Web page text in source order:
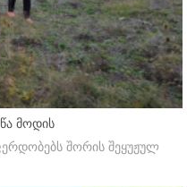
მოდის
შორის შეყუჟულ